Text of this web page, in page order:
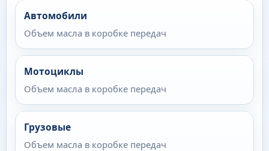
Автомобили
Объем масла в коробке передач
Мотоциклы
Объем масла в коробке передач
Грузовые
Объем масла в коробке передач